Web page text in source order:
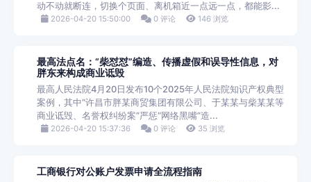
动不动就断连，切换个页面、离机箱近一点远一点，都能影...
2026-04-20 15:50:00 0 评论 146 浏览
最高法点名：“柴怼怼”编造、传播虚假和误导性信息，对
胖东来构成商业诋毁
最高人民法院4月20日发布10个2025年人民法院知识产权典型
案例，其中“许昌市胖某商贸集团有限公司、于某某与柴某某等
商业诋毁、名誉权纠纷案”严惩“网络黑嘴”造...
2026-04-20 15:37:36 0 评论 35 浏览
工商银行对公账户发票申请全流程指南